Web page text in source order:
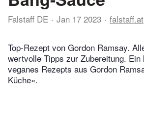
Falstaff DE Jan 17 2023 falstaff.at
Top-Rezept von Gordon Ramsay.
wertvolle Tipps zur Zubereitung. Ein
veganes Rezepts aus Gordon
Küche«.